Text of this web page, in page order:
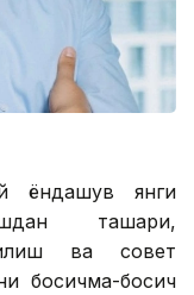
ёндашув янги
ташқари,
ва совет
босқичма-босқич